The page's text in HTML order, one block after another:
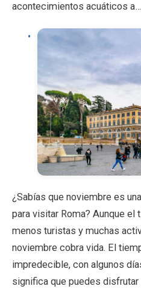
acontecimientos acuáticos a…
¿Sabías que noviembre es
para visitar Roma? Aunque el
menos turistas y muchas
noviembre cobra vida. El
impredecible, con algunos
significa que puedes